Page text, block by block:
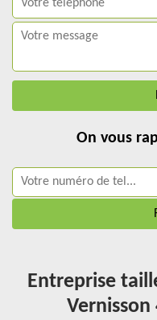
On vous
Entreprise
Vernisson